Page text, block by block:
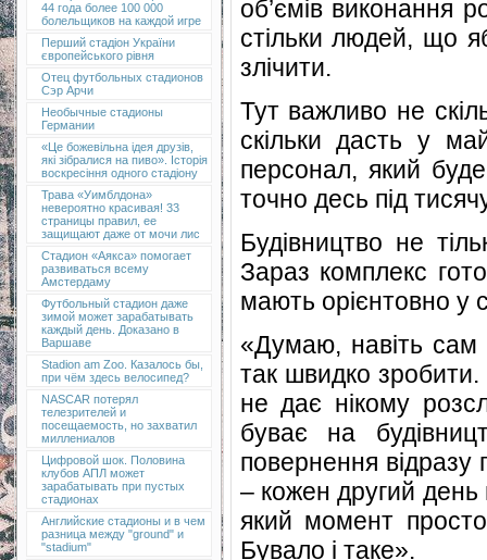
44 года более 100 000
болельщиков на каждой игре
Перший стадіон України
європейського рівня
Отец футбольных стадионов
Сэр Арчи
Необычные стадионы
Германии
«Це божевільна ідея друзів,
які зібралися на пиво». Історія
воскресіння одного стадіону
Трава «Уимблдона»
невероятно красивая! 33
страницы правил, ее
защищают даже от мочи лис
Стадион «Аякса» помогает
развиваться всему
Амстердаму
Футбольный стадион даже
зимой может зарабатывать
каждый день. Доказано в
Варшаве
Stadion am Zoo. Казалось бы,
при чём здесь велосипед?
NASCAR потерял
телезрителей и
посещаемость, но захватил
миллениалов
Цифровой шок. Половина
клубов АПЛ может
зарабатывать при пустых
стадионах
Английские стадионы и в чем
разница между "ground" и
"stadium"
об’ємів виконання
стільки людей, що
злічити.
Тут важливо не
скільки дасть у
персонал, який
точно десь під
Будівництво не
Зараз комплекс
мають орієнтовно у
«Думаю, навіть сам
так швидко зробити.
не дає нікому
буває на
повернення відразу
– кожен другий день
який момент
Бувало і таке».